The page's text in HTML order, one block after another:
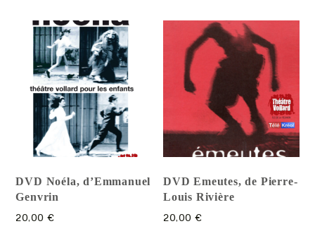
DVD Noéla, d’Emmanuel
Genvrin
20,00€
DVD Emeutes, de Pierre-
Louis Rivière
20,00 €